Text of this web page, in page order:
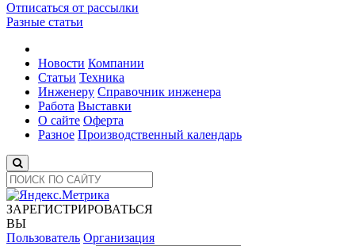
Отписаться от рассылки
Разные статьи
Новости Компании
Статьи Техника
Инженеру Справочник инженера
Работа Выставки
О сайте Оферта
Разное Производственный календарь
ЗАРЕГИСТРИРОВАТЬСЯ
ВЫ
Пользователь Организация